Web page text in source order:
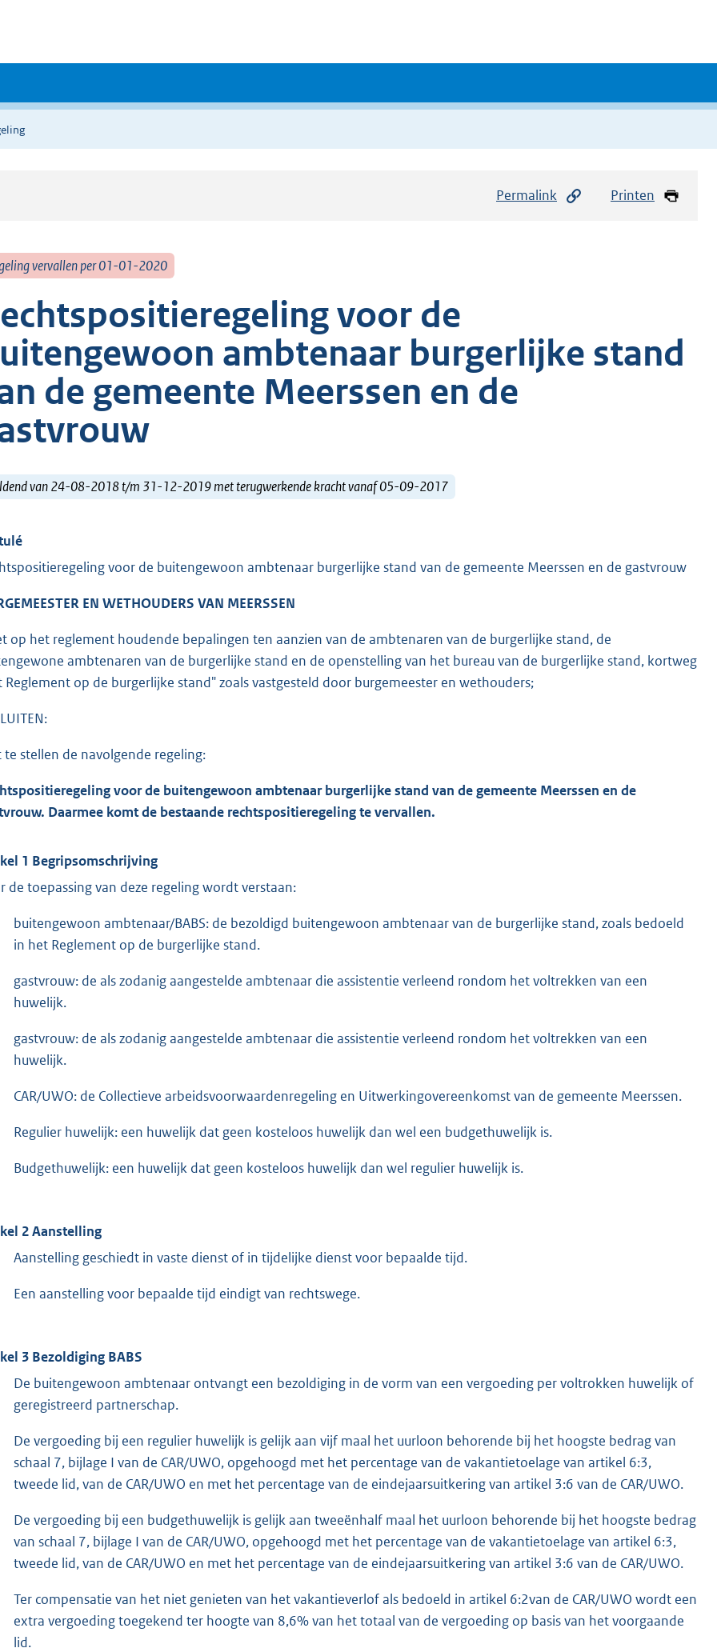
Permalink Printen
vervallen per 01-01-2020
voor de
ambtenaar burgerlijke stand
de gemeente Meerssen en de
van 24-08-2018 t/m 31-12-2019 met terugwerkende kracht vanaf 05-09-2017
voor de buitengewoon ambtenaar burgerlijke stand van de gemeente Meerssen en de gastvrouw
EN WETHOUDERS VAN MEERSSEN
op het reglement houdende bepalingen ten aanzien van de ambtenaren van de burgerlijke stand, de
ambtenaren van de burgerlijke stand en de openstelling van het bureau van de burgerlijke stand, kortweg
Reglement op de burgerlijke stand" zoals vastgesteld door burgemeester en wethouders;
te stellen de navolgende regeling:
voor de buitengewoon ambtenaar burgerlijke stand van de gemeente Meerssen en de
Daarmee komt de bestaande rechtspositieregeling te vervallen.
1 Begripsomschrijving
de toepassing van deze regeling wordt verstaan:
buitengewoon ambtenaar/BABS: de bezoldigd buitengewoon ambtenaar van de burgerlijke stand, zoals bedoeld
in het Reglement op de burgerlijke stand.
gastvrouw: de als zodanig aangestelde ambtenaar die assistentie verleend rondom het voltrekken van een
huwelijk.
gastvrouw: de als zodanig aangestelde ambtenaar die assistentie verleend rondom het voltrekken van een
huwelijk.
CAR/UWO: de Collectieve arbeidsvoorwaardenregeling en Uitwerkingovereenkomst van de gemeente Meerssen.
Regulier huwelijk: een huwelijk dat geen kosteloos huwelijk dan wel een budgethuwelijk is.
Budgethuwelijk: een huwelijk dat geen kosteloos huwelijk dan wel regulier huwelijk is.
2 Aanstelling
Aanstelling geschiedt in vaste dienst of in tijdelijke dienst voor bepaalde tijd.
Een aanstelling voor bepaalde tijd eindigt van rechtswege.
3 Bezoldiging BABS
De buitengewoon ambtenaar ontvangt een bezoldiging in de vorm van een vergoeding per voltrokken huwelijk of
geregistreerd partnerschap.
De vergoeding bij een regulier huwelijk is gelijk aan vijf maal het uurloon behorende bij het hoogste bedrag van
schaal 7, bijlage I van de CAR/UWO, opgehoogd met het percentage van de vakantietoelage van artikel 6:3,
tweede lid, van de CAR/UWO en met het percentage van de eindejaarsuitkering van artikel 3:6 van de CAR/UWO.
De vergoeding bij een budgethuwelijk is gelijk aan tweeënhalf maal het uurloon behorende bij het hoogste bedrag
van schaal 7, bijlage I van de CAR/UWO, opgehoogd met het percentage van de vakantietoelage van artikel 6:3,
tweede lid, van de CAR/UWO en met het percentage van de eindejaarsuitkering van artikel 3:6 van de CAR/UWO.
Ter compensatie van het niet genieten van het vakantieverlof als bedoeld in artikel 6:2van de CAR/UWO wordt een
extra vergoeding toegekend ter hoogte van 8,6% van het totaal van de vergoeding op basis van het voorgaande
lid.